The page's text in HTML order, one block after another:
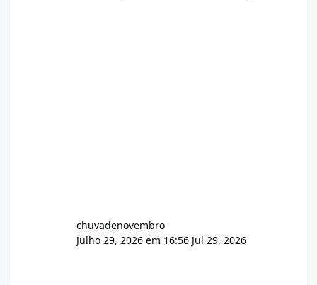
chuvadenovembro
Julho 29, 2026 em 16:56 Jul 29, 2026